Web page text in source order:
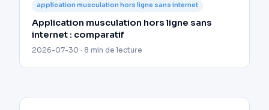
application musculation hors ligne sans internet
Application musculation hors ligne sans
internet : comparatif
2026-07-30 · 8 min de lecture